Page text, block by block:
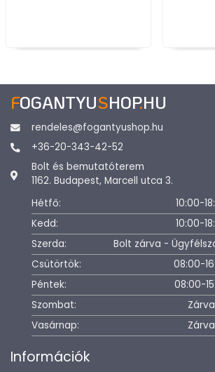
FOGANTYUSHOP.HU
rendeles@fogantyushop.hu
+36-20-343-42-52
Bolt és bemutatóterem
1162. Budapest, Marcell utca 3.
Hétfő:
10:00-
Kedd:
10:00-
Szerda:
Bolt zárva -
Csütörtök:
08:00-
Péntek:
08:00-
Szombat:
Zárva
Vasárnap:
Zárva
Információk